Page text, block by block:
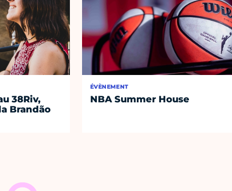
38Riv,
Brandão
ÉVÈNEMENT
NBA Summer House